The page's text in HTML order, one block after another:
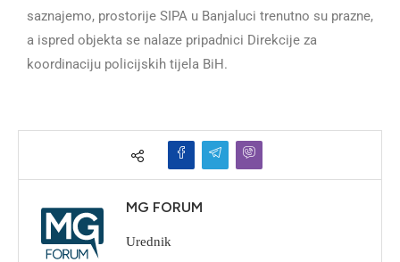
saznajemo, prostorije SIPA u Banjaluci trenutno su prazne,
a ispred objekta se nalaze pripadnici Direkcije za
koordinaciju policijskih tijela BiH.
MG FORUM
Urednik